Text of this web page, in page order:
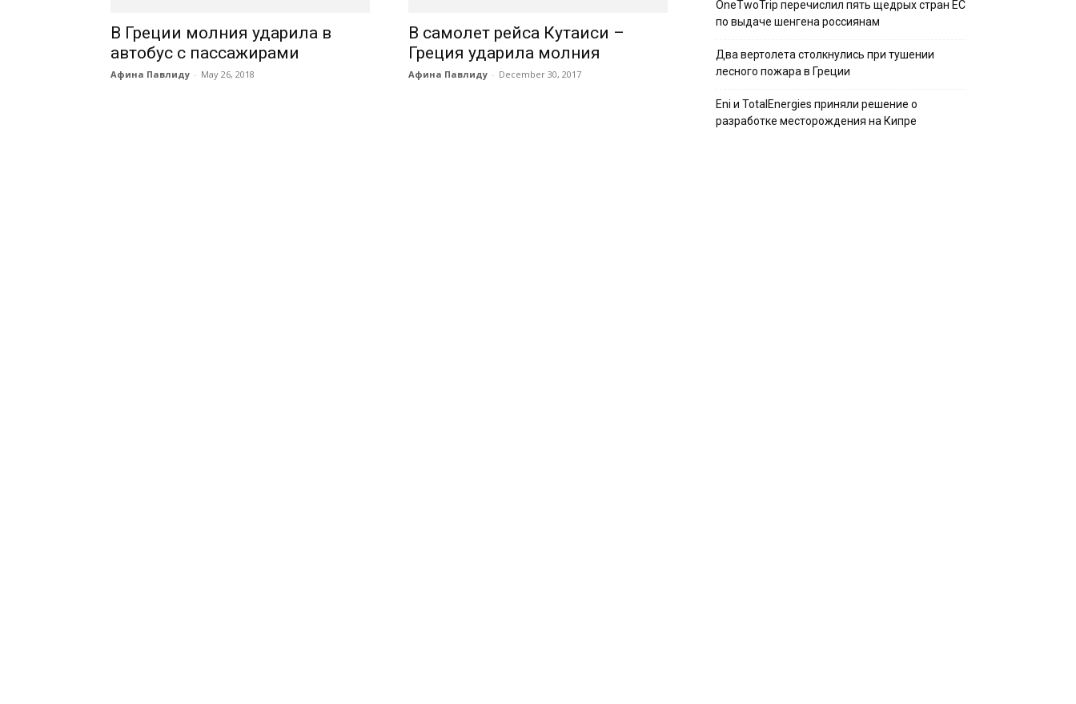
В Греции молния ударила в
автобус с пассажирами
Афина Павлиду - May 26, 2018
В самолет рейса Кутаиси –
Греция ударила молния
Афина Павлиду - December 30, 2017
OneTwoTrip перечислил пять щедрых стран ЕС
по выдаче шенгена россиянам
Два вертолета столкнулись при тушении
лесного пожара в Греции
Eni и TotalEnergies приняли решение о
разработке месторождения на Кипре